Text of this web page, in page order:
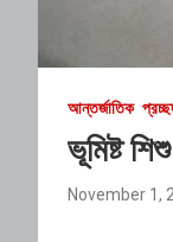
আন্তর্জাতিক
ভূমিষ্ট
November 1,